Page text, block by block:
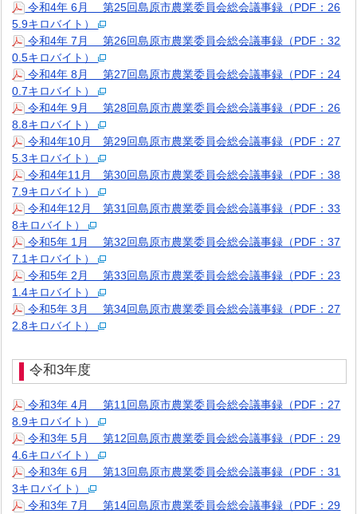
令和4年 6月 第25回島原市農業委員会総会議事録（PDF：26
5.9キロバイト）
令和4年 7月 第26回島原市農業委員会総会議事録（PDF：32
0.5キロバイト）
令和4年 8月 第27回島原市農業委員会総会議事録（PDF：24
0.7キロバイト）
令和4年 9月 第28回島原市農業委員会総会議事録（PDF：26
8.8キロバイト）
令和4年10月 第29回島原市農業委員会総会議事録（PDF：27
5.3キロバイト）
令和4年11月 第30回島原市農業委員会総会議事録（PDF：38
7.9キロバイト）
令和4年12月 第31回島原市農業委員会総会議事録（PDF：33
8キロバイト）
令和5年 1月 第32回島原市農業委員会総会議事録（PDF：37
7.1キロバイト）
令和5年 2月 第33回島原市農業委員会総会議事録（PDF：23
1.4キロバイト）
令和5年 3月 第34回島原市農業委員会総会議事録（PDF：27
2.8キロバイト）
令和3年度
令和3年 4月 第11回島原市農業委員会総会議事録（PDF：27
8.9キロバイト）
令和3年 5月 第12回島原市農業委員会総会議事録（PDF：29
4.6キロバイト）
令和3年 6月 第13回島原市農業委員会総会議事録（PDF：31
3キロバイト）
令和3年 7月 第14回島原市農業委員会総会議事録（PDF：29